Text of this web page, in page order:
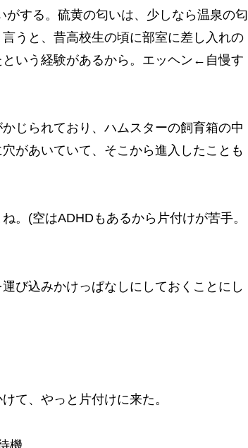
する。硫黄の匂いは、少しなら温泉の匂
うと、昔高校生の頃に部室に差し入れの
いう経験があるから。エッヘン←自慢す
じられており、ハムスターの飼育箱の中
があいていて、そこから進入したことも
。(空はADHDもあるから片付けが苦手。
び込みかけっぱなしにしておくことにし
て、やっと片付けに来た。
機。